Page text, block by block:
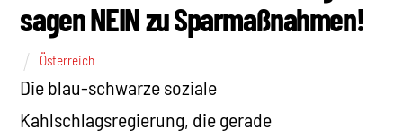
sagen NEIN zu Sparmaßnahmen!
Österreich
Die blau-schwarze soziale
Kahlschlagsregierung, die gerade